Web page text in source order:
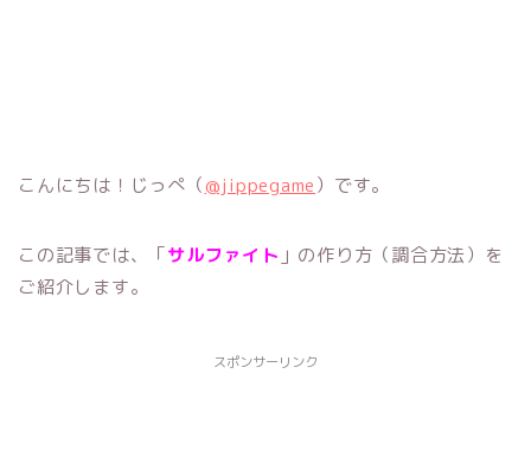
こんにちは！じっぺ（@jippegame）です。
この記事では、「サルファイト 」の作り方（調合方法）を
ご紹介します。
スポンサーリンク